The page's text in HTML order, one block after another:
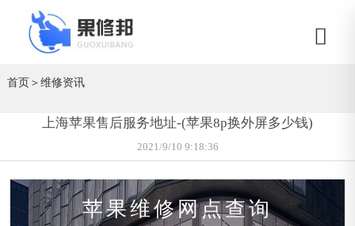
首页＞维修资讯
上海苹果售后服务地址-(苹果8p换外屏多少钱)
2021/9/10 9:18:36
苹果维修网点查询